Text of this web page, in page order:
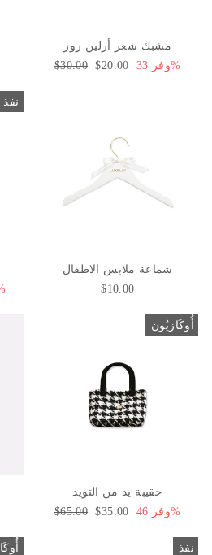
مشبك شعر أرلين روز
السعر
$30.00 سعر
$20.00 وفر 33%
نفذ
شماعة ملابس الاطفال
$10.00
أُوكَازيُون
حقيبة يد من التويد
السعر
$65.00 سعر
$35.00 وفر 46%
نفذ